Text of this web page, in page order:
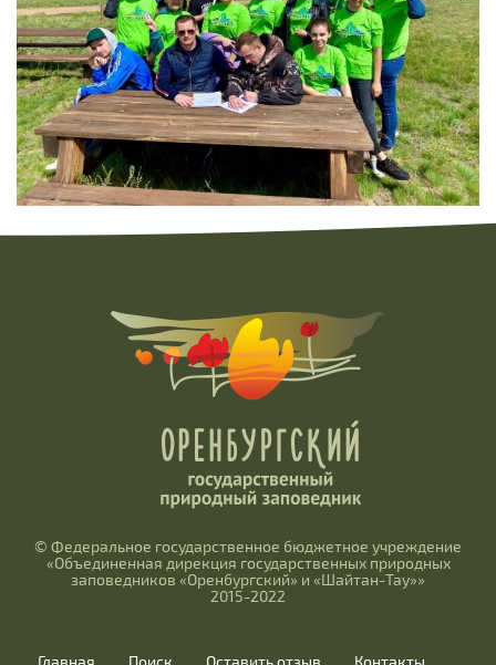
© Федеральное государственное бюджетное учреждение
«Объединенная дирекция государственных природных
заповедников «Оренбургский» и «Шайтан-Тау»»
2015-2022